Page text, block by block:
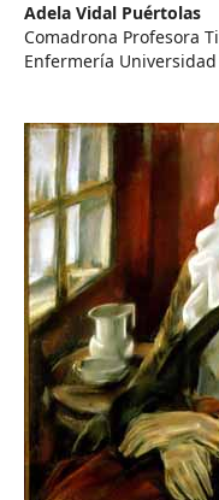
Adela Vidal Puértolas
Comadrona Profesora
Enfermería